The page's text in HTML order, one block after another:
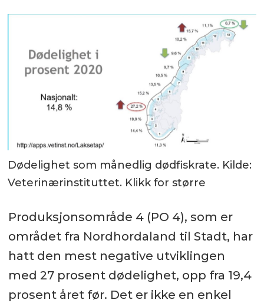
Dødelighet som månedlig dødfiskrate. Kilde:
Veterinærinstituttet. Klikk for større
Produksjonsområde 4 (PO 4), som er
området fra Nordhordaland til Stadt, har
hatt den mest negative utviklingen
med 27 prosent dødelighet, opp fra 19,4
prosent året før. Det er ikke en enkel